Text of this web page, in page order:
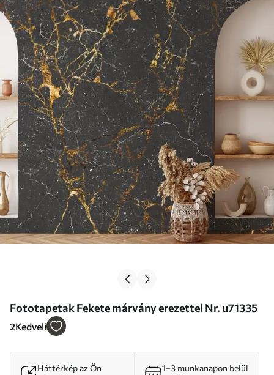
Fototapetak Fekete márvány erezettel Nr. u71335
2Kedveli
Háttérkép az Ön
1–3 munkanapon belül